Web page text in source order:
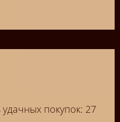
покупок: 27